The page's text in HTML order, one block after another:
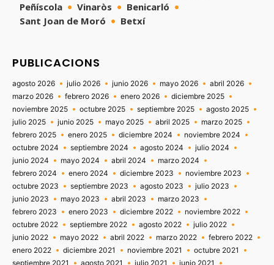
Peñíscola
Vinaròs
Benicarló
Sant Joan de Moró
Betxí
PUBLICACIONS
agosto 2026 julio 2026 junio 2026 mayo 2026
abril 2026
marzo 2026
febrero 2026 enero 2026
diciembre 2025
noviembre 2025
octubre 2025 septiembre 2025
agosto 2025
julio 2025
junio 2025 mayo 2025 abril 2025
marzo 2025
febrero 2025
enero 2025 diciembre 2024
noviembre 2024
octubre 2024
septiembre 2024 agosto 2024
julio 2024
junio 2024
mayo 2024 abril 2024
marzo 2024
febrero 2024
enero 2024 diciembre 2023
noviembre 2023
octubre 2023
septiembre 2023 agosto 2023
julio 2023
junio 2023
mayo 2023 abril 2023
marzo 2023
febrero 2023
enero 2023 diciembre 2022
noviembre 2022
octubre 2022
septiembre 2022 agosto 2022
julio 2022
junio 2022
mayo 2022 abril 2022 marzo 2022
febrero 2022
enero 2022
diciembre 2021 noviembre 2021
octubre 2021
septiembre 2021
agosto 2021 julio 2021
junio 2021